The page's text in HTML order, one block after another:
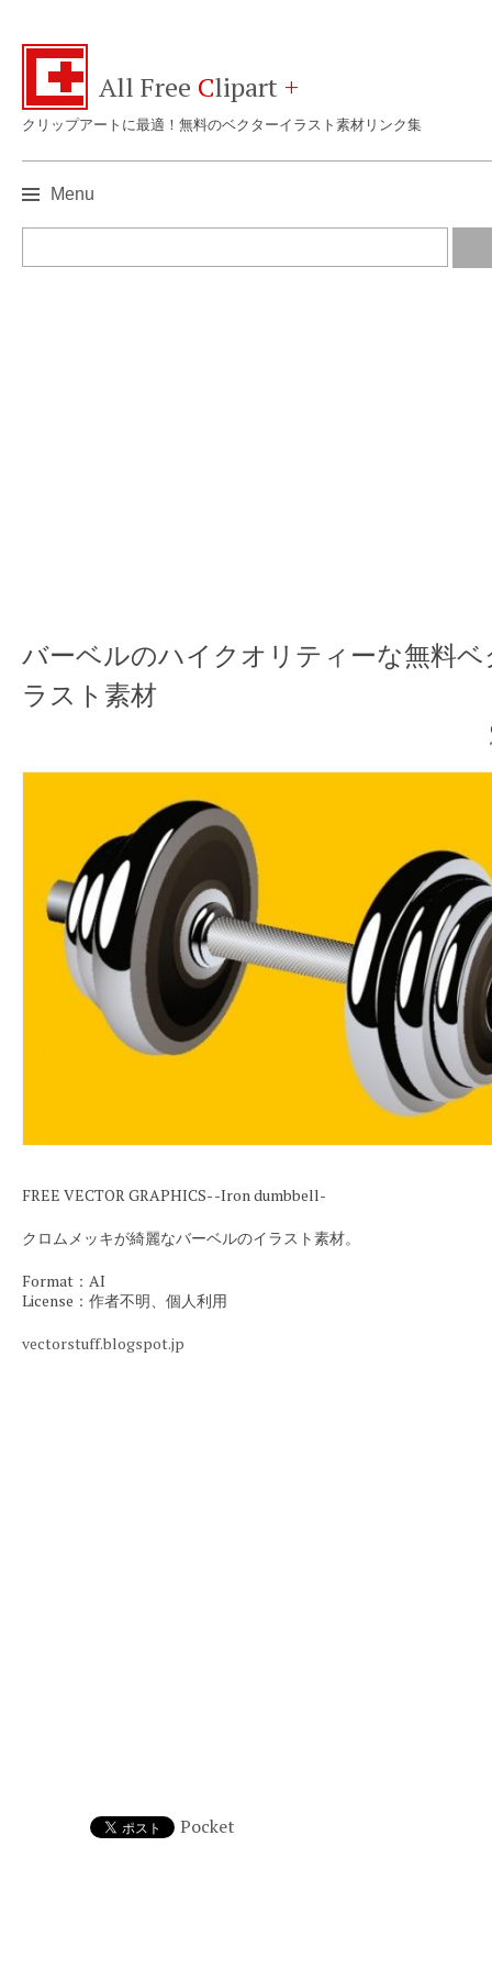
All Free Clipart +
クリップアートに最適！無料のベクターイラスト素材リンク集
Menu
バーベルのハイクオリティーな無料ベ
ラスト素材
FREE VECTOR GRAPHICS- -Iron dumbbell-
クロムメッキが綺麗なバーベルのイラスト素材。
Format：AI
License：作者不明、個人利用
vectorstuff.blogspot.jp
Pocket